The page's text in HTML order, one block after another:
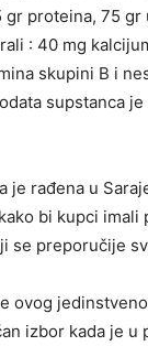
proteina, 75
: 40 mg
skupini B i
supstanca
je rađena u
bi kupci imali
se preporučije
ovog
izbor kada je